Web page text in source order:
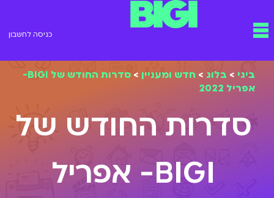
תפריט כניסה לחשבון
ביגי > בלוג > חדש ומעניין >
סדרות החודש של BIGI-
אפריל 2022
סדרות החודש של
BIGI- אפריל